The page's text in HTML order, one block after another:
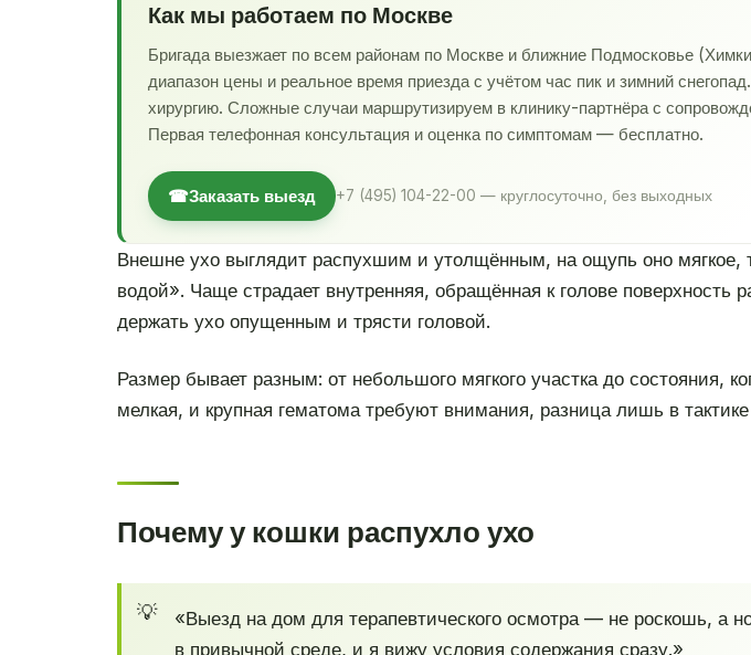
Как мы работаем по Москве
Бригада выезжает по всем районам по Москве и ближние Подмосковье
диапазон цены и реальное время приезда с учётом час пик и зимний
хирургию. Сложные случаи маршрутизируем в клинику-партнёра с
Первая телефонная консультация и оценка по симптомам — бесплатно.
☎Заказать выезд +7 (495) 104-22-00 — круглосуточно, без выходных
Внешне ухо выглядит распухшим и утолщённым, на ощупь оно мягкое,
водой». Чаще страдает внутренняя, обращённая к голове поверхность
держать ухо опущенным и трясти головой.
Размер бывает разным: от небольшого мягкого участка до состояния,
мелкая, и крупная гематома требуют внимания, разница лишь в
Почему у кошки распухло ухо
«Выезд на дом для терапевтического осмотра — не роскошь, а
в привычной среде, и я вижу условия содержания сразу.»